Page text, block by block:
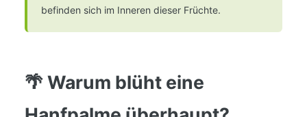
befinden sich im Inneren dieser Früchte.
🌴 Warum blüht eine